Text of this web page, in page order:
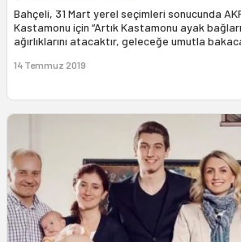
Bahçeli, 31 Mart yerel seçimleri sonucunda
Kastamonu için “Artık Kastamonu ayak
ağırlıklarını atacaktır, geleceğe umutla
14 Temmuz 2019